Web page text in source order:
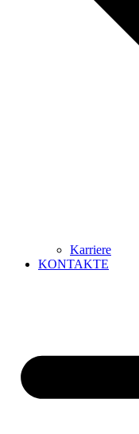
Karriere
KONTAKTE